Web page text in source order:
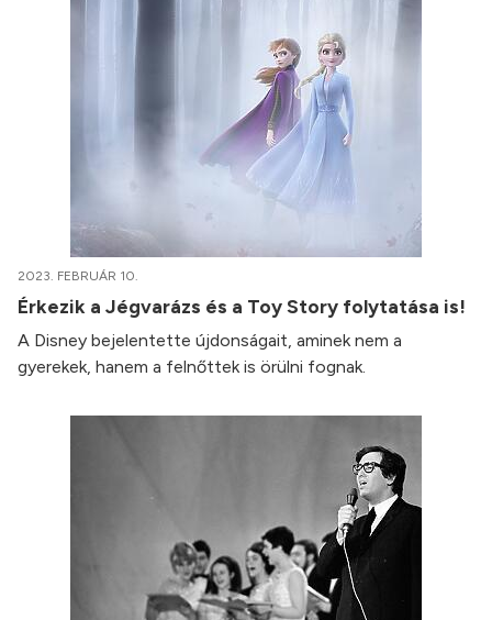
2023. FEBRUÁR 10.
Érkezik a Jégvarázs és a Toy Story folytatása is!
A Disney bejelentette újdonságait, aminek nem a
gyerekek, hanem a felnőttek is örülni fognak.